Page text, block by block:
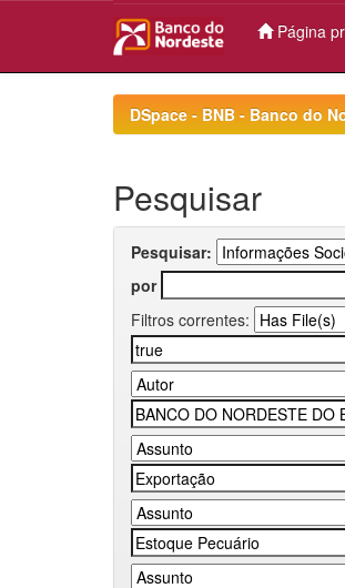
Página
DSpace - BNB - Banco do
Pesquisar
Pesquisar:
por
Filtros correntes: